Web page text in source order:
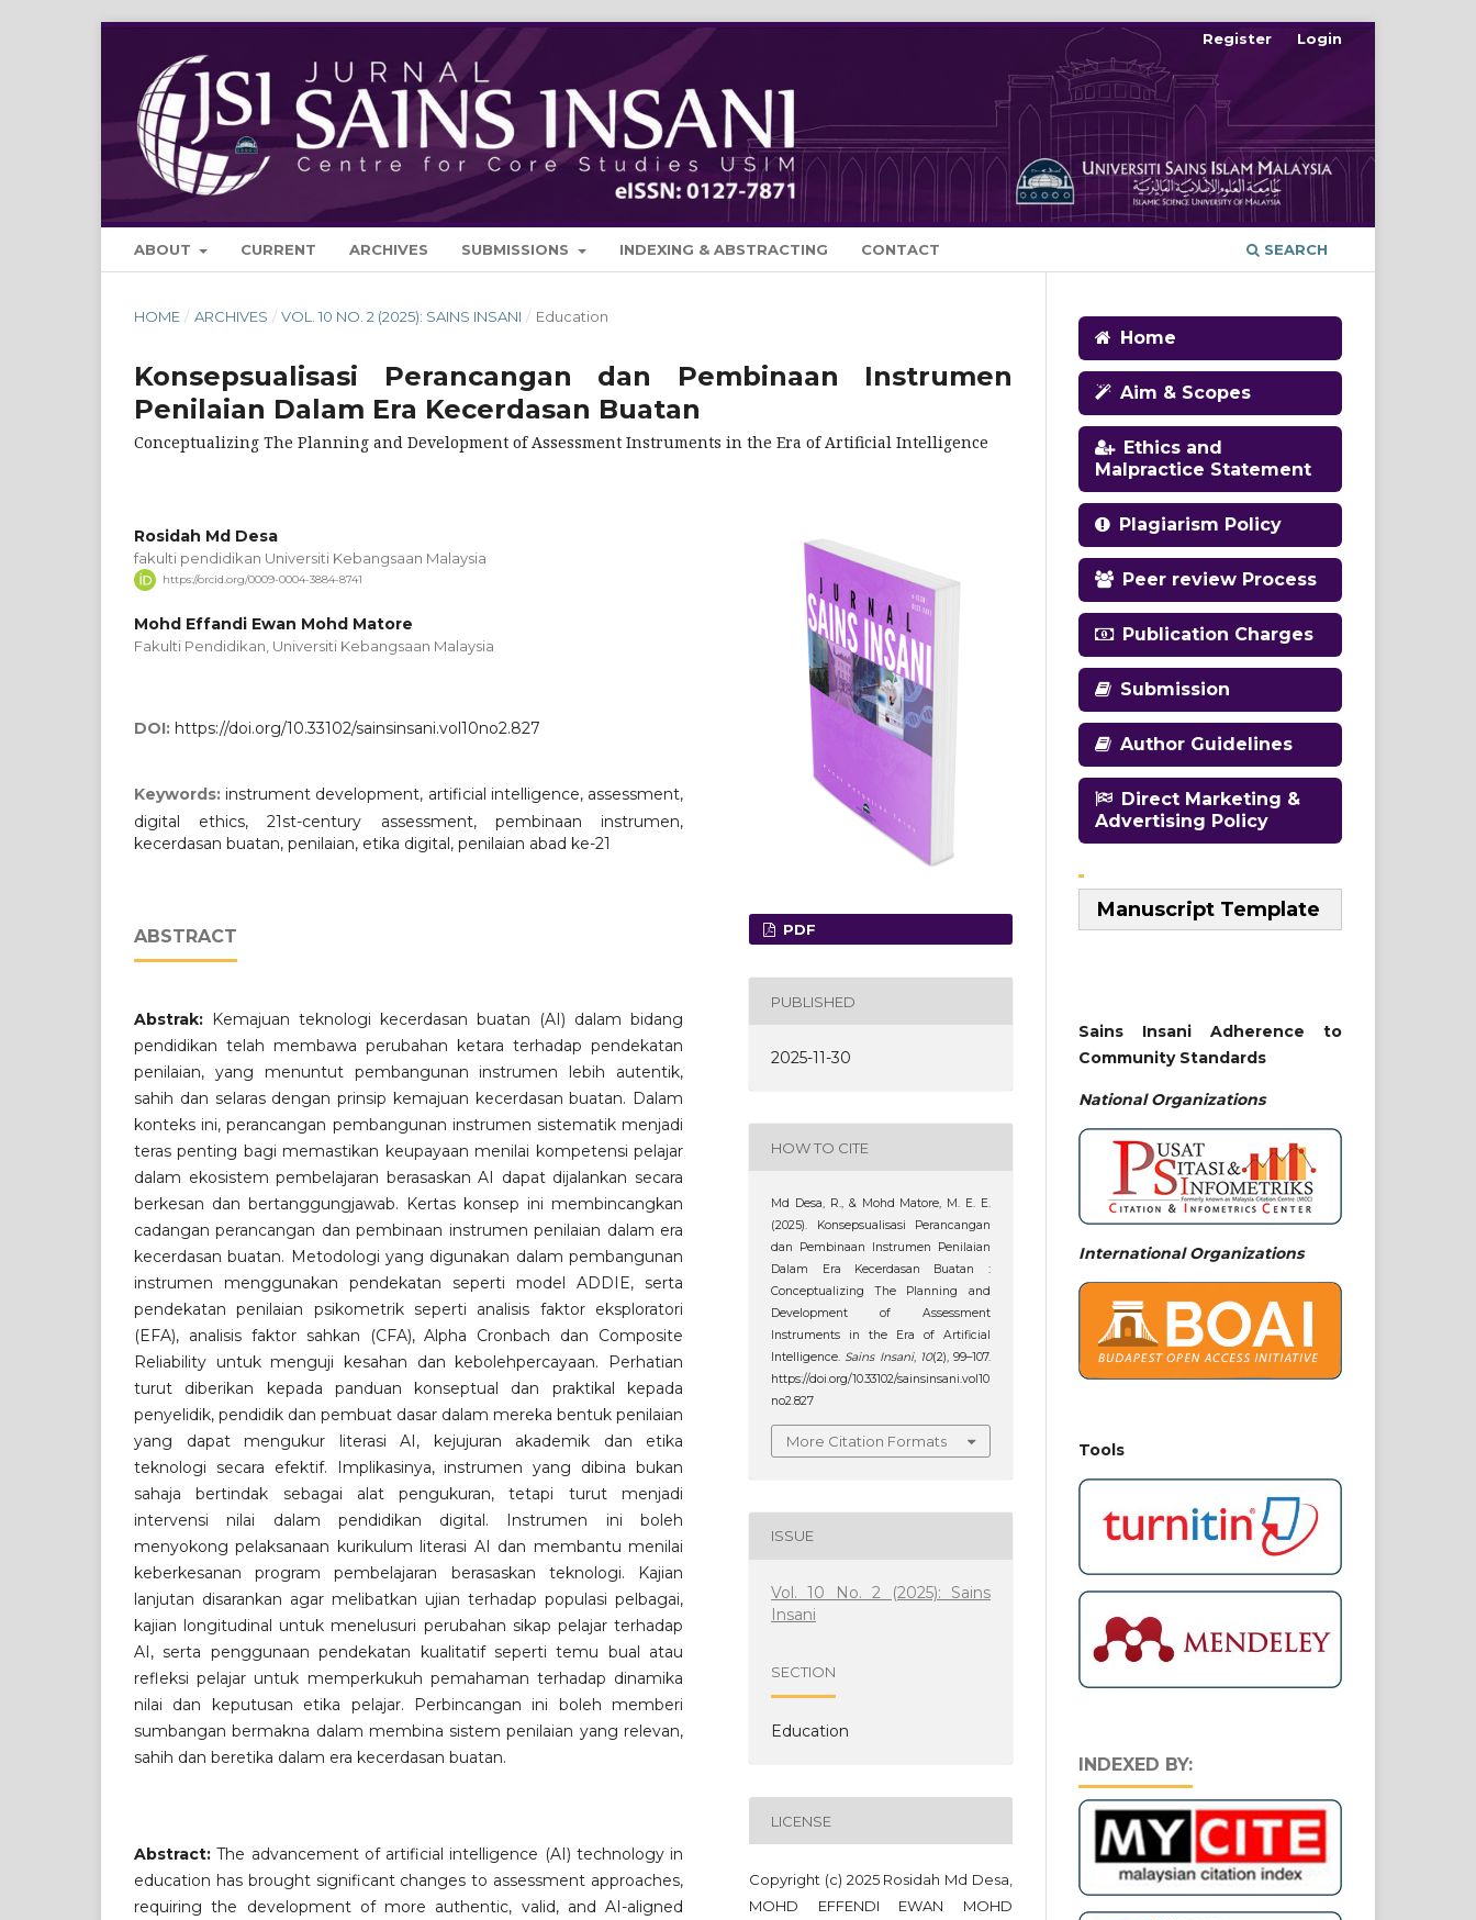
ABOUT CURRENT ARCHIVES SUBMISSIONS INDEXING & ABSTRACTING CONTACT SEARCH
Register Login
HOME / ARCHIVES / VOL. 10 NO. 2 (2025): SAINS INSANI / Education
Konsepsualisasi Perancangan dan Pembinaan Instrumen
Penilaian Dalam Era Kecerdasan Buatan
Conceptualizing The Planning and Development of Assessment Instruments in the Era of Artificial Intelligence
Rosidah Md Desa
fakulti pendidikan Universiti Kebangsaan Malaysia
https://orcid.org/0009-0004-3884-8741
Mohd Effandi Ewan Mohd Matore
Fakulti Pendidikan, Universiti Kebangsaan Malaysia
DOI: https://doi.org/10.33102/sainsinsani.vol10no2.827
Keywords: instrument development, artificial intelligence, assessment,
digital ethics, 21st-century assessment, pembinaan instrumen,
kecerdasan buatan, penilaian, etika digital, penilaian abad ke-21
ABSTRACT
Abstrak:
Kemajuan teknologi kecerdasan buatan (AI) dalam bidang
pendidikan telah membawa perubahan ketara terhadap pendekatan
penilaian, yang menuntut pembangunan instrumen lebih autentik,
sahih dan selaras dengan prinsip kemajuan kecerdasan buatan. Dalam
konteks ini, perancangan pembangunan instrumen sistematik menjadi
teras penting bagi memastikan keupayaan menilai kompetensi pelajar
dalam ekosistem pembelajaran berasaskan AI dapat dijalankan secara
berkesan dan bertanggungjawab. Kertas konsep ini membincangkan
cadangan perancangan dan pembinaan instrumen penilaian dalam era
kecerdasan buatan. Metodologi yang digunakan dalam pembangunan
instrumen menggunakan pendekatan seperti model ADDIE, serta
pendekatan penilaian psikometrik seperti analisis faktor eksploratori
(EFA), analisis faktor sahkan (CFA), Alpha Cronbach dan Composite
Reliability untuk menguji kesahan dan kebolehpercayaan. Perhatian
turut diberikan kepada panduan konseptual dan praktikal kepada
penyelidik, pendidik dan pembuat dasar dalam mereka bentuk penilaian
yang dapat mengukur literasi AI, kejujuran akademik dan etika
teknologi secara efektif. Implikasinya, instrumen yang dibina bukan
sahaja bertindak sebagai alat pengukuran, tetapi turut menjadi
intervensi nilai dalam pendidikan digital. Instrumen ini boleh
menyokong pelaksanaan kurikulum literasi AI dan membantu menilai
keberkesanan program pembelajaran berasaskan teknologi. Kajian
lanjutan disarankan agar melibatkan ujian terhadap populasi pelbagai,
kajian longitudinal untuk menelusuri perubahan sikap pelajar terhadap
AI, serta penggunaan pendekatan kualitatif seperti temu bual atau
refleksi pelajar untuk memperkukuh pemahaman terhadap dinamika
nilai dan keputusan etika pelajar. Perbincangan ini boleh memberi
sumbangan bermakna dalam membina sistem penilaian yang relevan,
sahih dan beretika dalam era kecerdasan buatan.
Abstract: The advancement of artificial intelligence (AI) technology in
education has brought significant changes to assessment approaches,
requiring the development of more authentic, valid, and AI-aligned
PDF
PUBLISHED
2025-11-30
HOW TO CITE
Md Desa, R., & Mohd Matore, M. E. E.
(2025). Konsepsualisasi Perancangan
dan Pembinaan Instrumen Penilaian
Dalam Era Kecerdasan Buatan :
Conceptualizing The Planning and
Development of Assessment
Instruments in the Era of Artificial
Intelligence. Sains Insani, 10(2), 99–107.
https://doi.org/10.33102/sainsinsani.vol10
no2.827
More Citation Formats
ISSUE
Vol. 10 No. 2 (2025): Sains
Insani
SECTION
Education
LICENSE
Copyright (c) 2025 Rosidah Md Desa,
MOHD EFFENDI EWAN MOHD
Home
Aim & Scopes
Ethics and
Malpractice Statement
Plagiarism Policy
Peer review Process
Publication Charges
Submission
Author Guidelines
Direct Marketing &
Advertising Policy
Manuscript Template
Sains Insani Adherence to
Community Standards
National Organizations
International Organizations
Tools
INDEXED BY: